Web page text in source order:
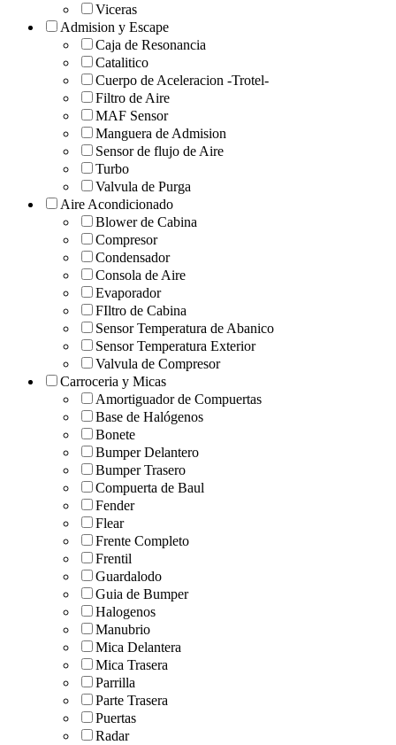
Viceras
Admision y Escape
Caja de Resonancia
Catalitico
Cuerpo de Aceleracion -Trotel-
Filtro de Aire
MAF Sensor
Manguera de Admision
Sensor de flujo de Aire
Turbo
Valvula de Purga
Aire Acondicionado
Blower de Cabina
Compresor
Condensador
Consola de Aire
Evaporador
FIltro de Cabina
Sensor Temperatura de Abanico
Sensor Temperatura Exterior
Valvula de Compresor
Carroceria y Micas
Amortiguador de Compuertas
Base de Halógenos
Bonete
Bumper Delantero
Bumper Trasero
Compuerta de Baul
Fender
Flear
Frente Completo
Frentil
Guardalodo
Guia de Bumper
Halogenos
Manubrio
Mica Delantera
Mica Trasera
Parrilla
Parte Trasera
Puertas
Radar